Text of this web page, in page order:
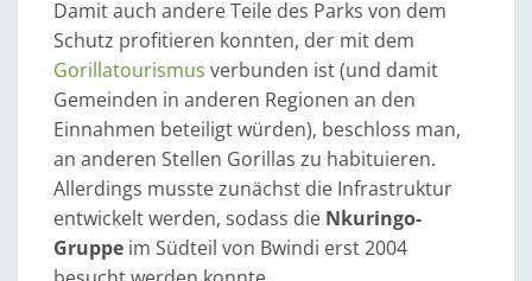
Damit auch andere Teile des Parks von dem
Schutz profitieren konnten, der mit dem
Gorillatourismus verbunden ist (und damit
Gemeinden in anderen Regionen an den
Einnahmen beteiligt würden), beschloss man,
an anderen Stellen Gorillas zu habituieren.
Allerdings musste zunächst die Infrastruktur
entwickelt werden, sodass die Nkuringo-
Gruppe im Südteil von Bwindi erst 2004